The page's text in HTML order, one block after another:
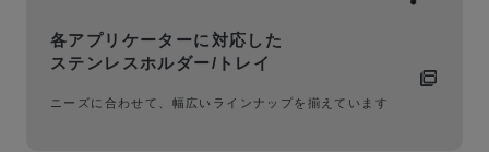
各アプリケーターに対応した
ステンレスホルダー/トレイ
ニーズに合わせて、幅広いラインナップを揃えています